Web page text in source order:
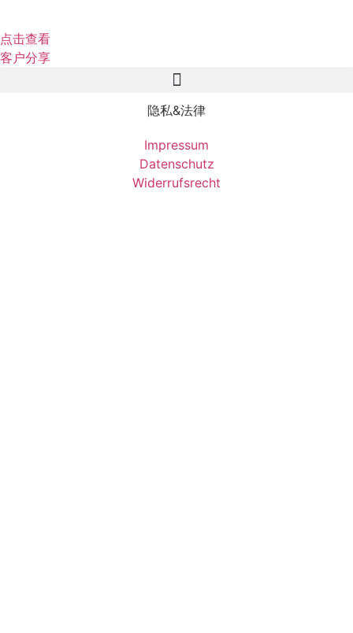
点击查看
客户分享
隐私&法律
Impressum
Datenschutz
Widerrufsrecht